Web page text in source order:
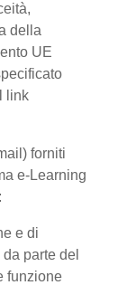
della
UE
link
forniti
e-Learning
e di
parte del
funzione